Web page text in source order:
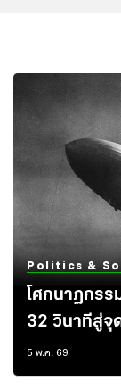
Politics &
โศกนาฏกร
32 วินาทีสู่จุ
มนุษยชาติคำ
โครงสร้างที่
5 พ.ค. 69